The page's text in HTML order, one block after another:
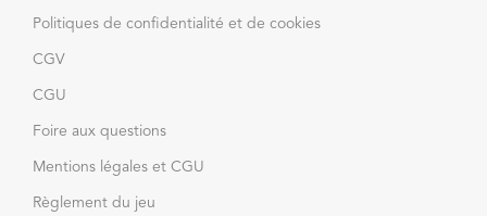
Politiques de confidentialité et de cookies
CGV
CGU
Foire aux questions
Mentions légales et CGU
Règlement du jeu